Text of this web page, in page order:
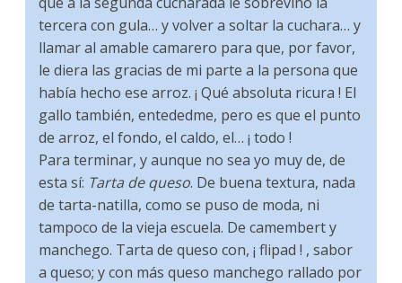
tercera con gula… y volver a soltar la cuchara… y
llamar al amable camarero para que, por favor,
le diera las gracias de mi parte a la persona que
había hecho ese arroz. ¡ Qué absoluta ricura ! El
gallo también, entededme, pero es que el punto
de arroz, el fondo, el caldo, el… ¡ todo !
Para terminar, y aunque no sea yo muy de, de
esta sí: Tarta de queso. De buena textura, nada
de tarta-natilla, como se puso de moda, ni
tampoco de la vieja escuela. De camembert y
manchego. Tarta de queso con, ¡ flipad ! , sabor
a queso; y con más queso manchego rallado por